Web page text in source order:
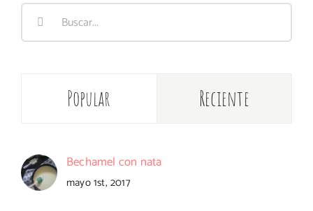
Buscar:
Popular Reciente
Bechamel con nata
mayo 1st, 2017